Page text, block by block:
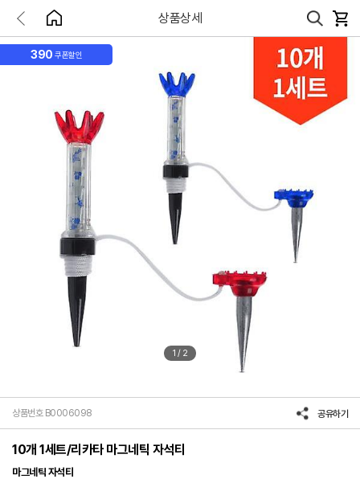
상품상세
390 쿠폰할인
1 / 2
상품번호 B0006098 공유하기
10개 1세트/리카타 마그네틱 자석티
마그네틱 자석티